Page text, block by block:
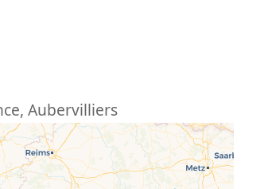
, Aubervilliers